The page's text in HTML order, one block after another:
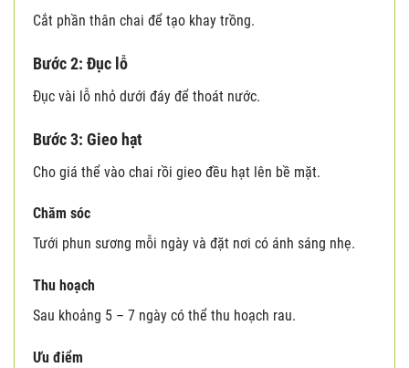
Cắt phần thân chai để tạo khay trồng.
Bước 2: Đục lỗ
Đục vài lỗ nhỏ dưới đáy để thoát nước.
Bước 3: Gieo hạt
Cho giá thể vào chai rồi gieo đều hạt lên bề mặt.
Chăm sóc
Tưới phun sương mỗi ngày và đặt nơi có ánh sáng nhẹ.
Thu hoạch
Sau khoảng 5 – 7 ngày có thể thu hoạch rau.
Ưu điểm